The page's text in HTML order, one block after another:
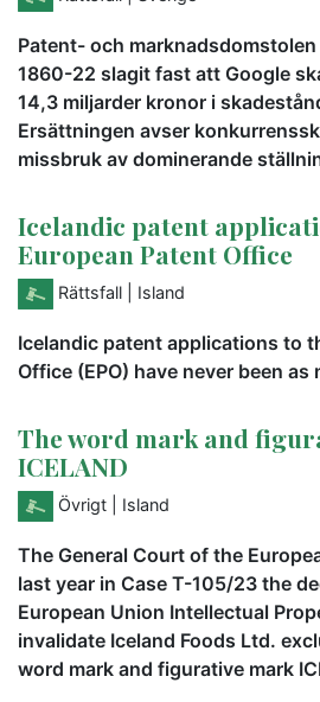
Patent- och marknadsdomstolen
1860-22 slagit fast att Google
14,3 miljarder kronor i
Ersättningen avser
missbruk av dominerande
Icelandic patent
European Patent Office
Rättsfall | Island
Icelandic patent applications to
Office (EPO) have never been as
The word mark and
ICELAND
Övrigt | Island
The General Court of the
last year in Case T-105/23 the
European Union Intellectual
invalidate Iceland Foods Ltd.
word mark and figurative mark